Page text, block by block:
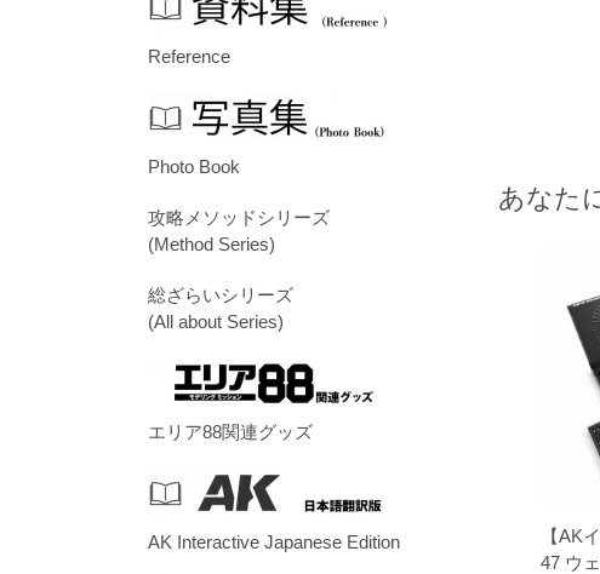
あなた
【AK
47 ウ
Reference
Photo Book
攻略メソッドシリーズ
(Method Series)
総ざらいシリーズ
(All about Series)
エリア88関連グッズ
AK Interactive Japanese Edition